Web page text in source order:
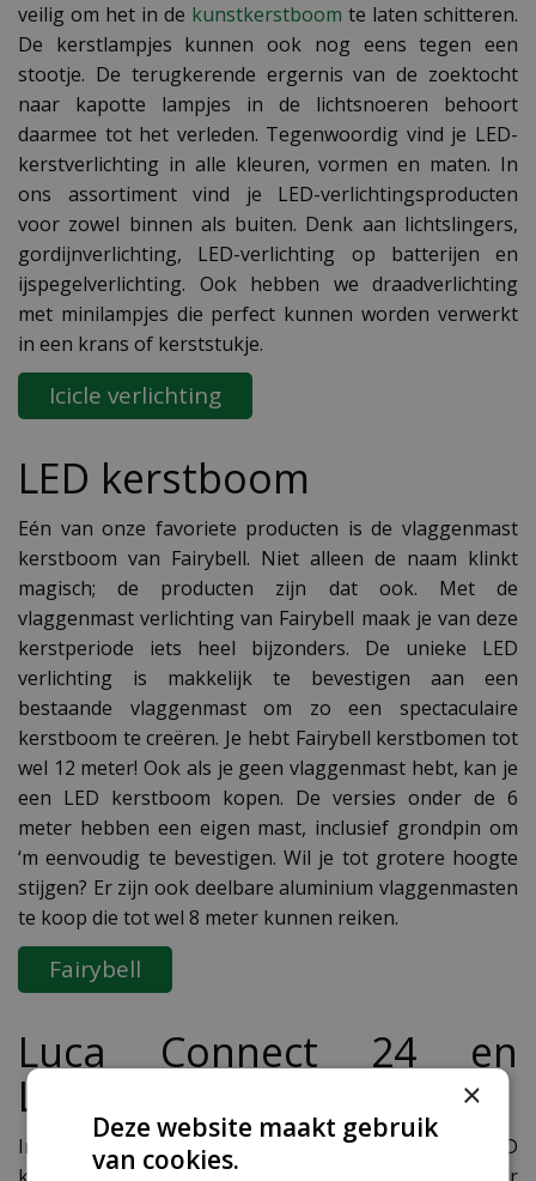
veilig om het in de kunstkerstboom te laten schitteren.
De kerstlampjes kunnen ook nog eens tegen een
stootje. De terugkerende ergernis van de zoektocht
naar kapotte lampjes in de lichtsnoeren behoort
daarmee tot het verleden. Tegenwoordig vind je LED-
kerstverlichting in alle kleuren, vormen en maten. In
ons assortiment vind je LED-verlichtingsproducten
voor zowel binnen als buiten. Denk aan lichtslingers,
gordijnverlichting, LED-verlichting op batterijen en
ijspegelverlichting. Ook hebben we draadverlichting
met minilampjes die perfect kunnen worden verwerkt
in een krans of kerststukje.
Icicle verlichting
LED kerstboom
Eén van onze favoriete producten is de vlaggenmast
kerstboom van Fairybell. Niet alleen de naam klinkt
magisch; de producten zijn dat ook. Met de
vlaggenmast verlichting van Fairybell maak je van deze
kerstperiode iets heel bijzonders. De unieke LED
verlichting is makkelijk te bevestigen aan een
bestaande vlaggenmast om zo een spectaculaire
kerstboom te creëren. Je hebt Fairybell kerstbomen tot
wel 12 meter! Ook als je geen vlaggenmast hebt, kan je
een LED kerstboom kopen. De versies onder de 6
meter hebben een eigen mast, inclusief grondpin om
‘m eenvoudig te bevestigen. Wil je tot grotere hoogte
stijgen? Er zijn ook deelbare aluminium vlaggenmasten
te koop die tot wel 8 meter kunnen reiken.
Fairybell
Luca Connect 24 en
Lumineo
In ons uitgebreide assortiment vind je LED
×
Deze website maakt gebruik
van cookies.